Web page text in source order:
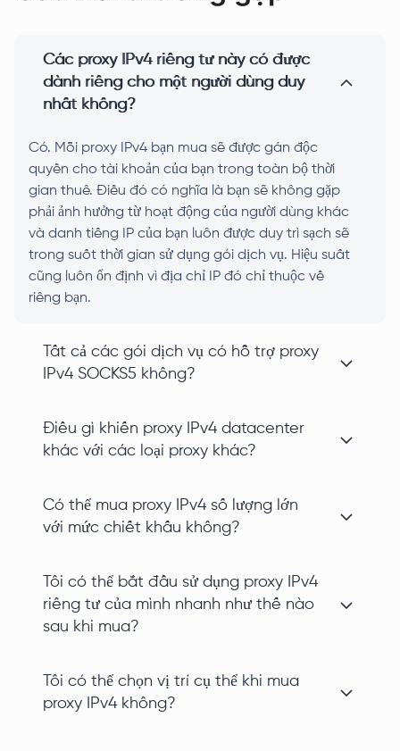
Các proxy IPv4 riêng tư này có được
dành riêng cho một người dùng duy
nhất không?
Có. Mỗi proxy IPv4 bạn mua sẽ được gán độc
quyền cho tài khoản của bạn trong toàn bộ thời
gian thuê. Điều đó có nghĩa là bạn sẽ không gặp
phải ảnh hưởng từ hoạt động của người dùng khác
và danh tiếng IP của bạn luôn được duy trì sạch sẽ
trong suốt thời gian sử dụng gói dịch vụ. Hiệu suất
cũng luôn ổn định vì địa chỉ IP đó chỉ thuộc về
riêng bạn.
Tất cả các gói dịch vụ có hỗ trợ proxy
IPv4 SOCKS5 không?
Điều gì khiến proxy IPv4 datacenter
khác với các loại proxy khác?
Có thể mua proxy IPv4 số lượng lớn
với mức chiết khấu không?
Tôi có thể bắt đầu sử dụng proxy IPv4
riêng tư của mình nhanh như thế nào
sau khi mua?
Tôi có thể chọn vị trí cụ thể khi mua
proxy IPv4 không?